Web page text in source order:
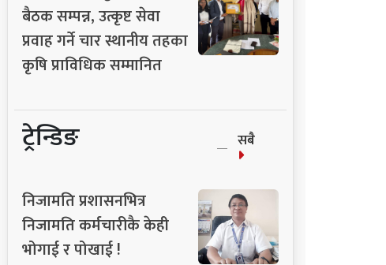
बैठक सम्पन्न, उत्कृष्ट सेवा
प्रवाह गर्ने चार स्थानीय तहका
कृषि प्राविधिक सम्मानित
ट्रेन्डिङ सबै
निजामति प्रशासनभित्र
निजामति कर्मचारीकै केही
भोगाई र पोखाई !